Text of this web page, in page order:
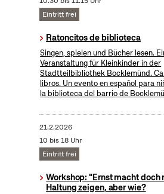
Eintritt frei
Ratoncitos de biblioteca
Singen, spielen und Bücher lesen.
Veranstaltung für Kleinkinder in der
Stadtteilbibliothek Bocklemünd.
libros. Un evento en español para
la biblioteca del barrio de
21.2.2026
10 bis 18 Uhr
Eintritt frei
Workshop: "Ernst macht doch
Haltung zeigen, aber wie?